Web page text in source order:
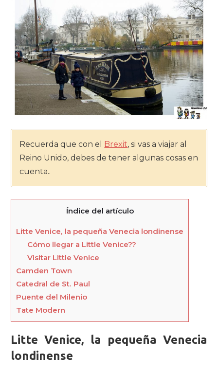
Recuerda que con el Brexit, si vas a viajar al
Reino Unido, debes de tener algunas cosas en
cuenta..
Índice del artículo
Litte Venice, la pequeña Venecia londinense
Cómo llegar a Little Venice??
Visitar Little Venice
Camden Town
Catedral de St. Paul
Puente del Milenio
Tate Modern
Litte Venice, la pequeña Venecia
londinense